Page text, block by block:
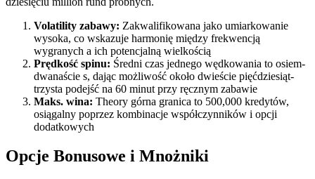
Volatility zabawy: Zakwalifikowana jako umiarkowanie
wysoka, co wskazuje harmonię między frekwencją
wygranych a ich potencjalną wielkością
Prędkość spinu: Średni czas jednego wędkowania to osiem-
dwanaście s, dając możliwość około dwieście pięćdziesiąt-
trzysta podejść na 60 minut przy ręcznym zabawie
Maks. wina: Theory górna granica to 500,000 kredytów,
osiągalny poprzez kombinacje współczynników i opcji
dodatkowych
Opcje Bonusowe i Mnożniki